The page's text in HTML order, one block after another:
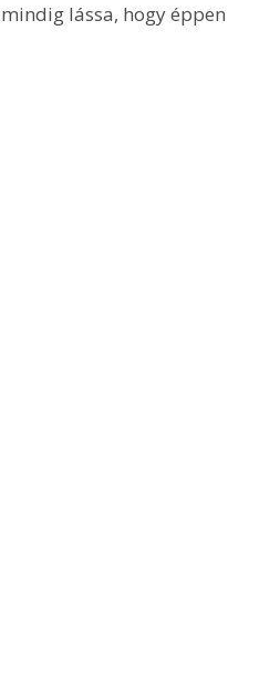
lássa, hogy éppen